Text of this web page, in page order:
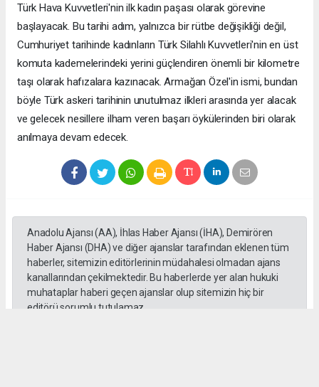
Türk Hava Kuvvetleri'nin ilk kadın paşası olarak görevine
başlayacak. Bu tarihi adım, yalnızca bir rütbe değişikliği değil,
Cumhuriyet tarihinde kadınların Türk Silahlı Kuvvetleri'nin en üst
komuta kademelerindeki yerini güçlendiren önemli bir kilometre
taşı olarak hafızalara kazınacak. Armağan Özel'in ismi, bundan
böyle Türk askeri tarihinin unutulmaz ilkleri arasında yer alacak
ve gelecek nesillere ilham veren başarı öykülerinden biri olarak
anılmaya devam edecek.
Anadolu Ajansı (AA), İhlas Haber Ajansı (İHA), Demirören
Haber Ajansı (DHA) ve diğer ajanslar tarafından eklenen tüm
haberler, sitemizin editörlerinin müdahalesi olmadan ajans
kanallarından çekilmektedir. Bu haberlerde yer alan hukuki
muhataplar haberi geçen ajanslar olup sitemizin hiç bir
editörü sorumlu tutulamaz...